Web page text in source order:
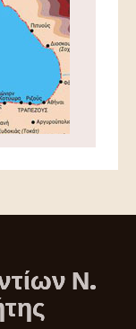
Ν.